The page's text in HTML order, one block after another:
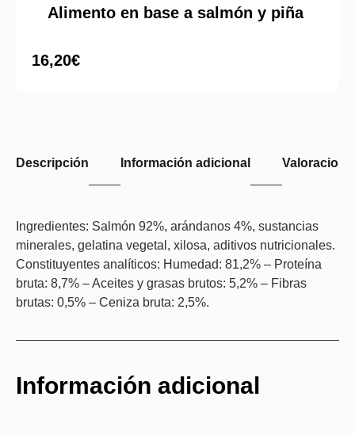
Alimento en base a salmón y piña
16,20€
Descripción Información adicional
Ingredientes: Salmón 92%, arándanos 4%, sustancias
minerales, gelatina vegetal, xilosa, aditivos nutricionales.
Constituyentes analíticos: Humedad: 81,2% – Proteína
bruta: 8,7% – Aceites y grasas brutos: 5,2% – Fibras
brutas: 0,5% – Ceniza bruta: 2,5%.
Información adicional